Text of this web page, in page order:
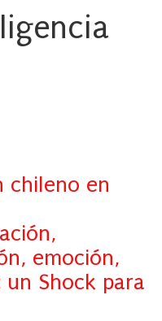
chileno en
emoción,
Shock para